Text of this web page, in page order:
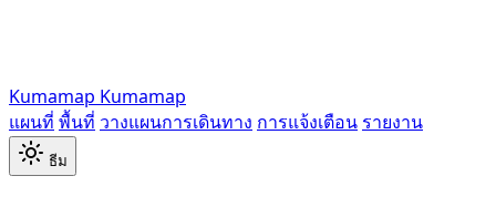
Kumamap Kumamap
แผนที่ พื้นที่ วางแผนการเดินทาง การแจ้งเตือน รายงาน
ธีม